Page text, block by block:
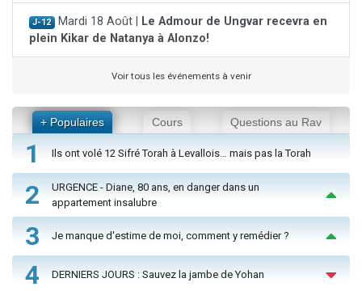
J-12 Mardi 18 Août |
Le Admour de Ungvar recevra en
plein Kikar de Natanya à Alonzo!
Voir tous les événements à venir
+ Populaires Cours Questions au Rav
1 Ils ont volé 12 Sifré Torah à Levallois… mais pas la Torah
2
URGENCE - Diane, 80 ans, en danger dans un
appartement insalubre
3 Je manque d'estime de moi, comment y remédier ?
4 DERNIERS JOURS : Sauvez la jambe de Yohan